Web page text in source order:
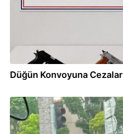
Düğün Konvoyuna Cezalar
04.08.2026